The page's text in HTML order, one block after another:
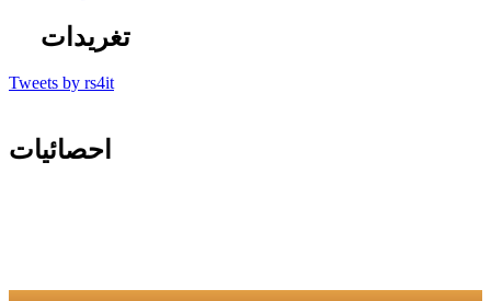
تغريدات
Tweets by rs4it
احصائيات